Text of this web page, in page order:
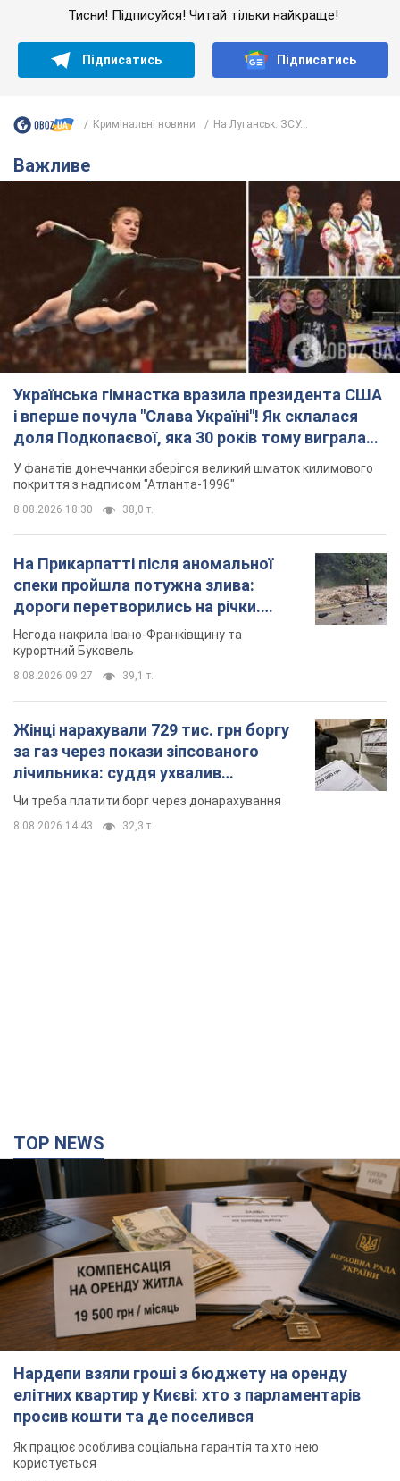
Тисни! Підписуйся! Читай тільки найкраще!
Підписатись Підписатись
Кримінальні новини На Луганськ: ЗСУ...
Важливе
Українська гімнастка вразила президента США
і вперше почула "Слава Україні"! Як склалася
доля Подкопаєвої, яка 30 років тому виграла
"золото" Олімпіади
У фанатів донеччанки зберігся великий шматок килимового
покриття з надписом "Атланта-1996"
8.08.2026 18:30 38,0 т.
На Прикарпатті після аномальної
спеки пройшла потужна злива:
дороги перетворились на річки.
Відео
Негода накрила Івано-Франківщину та
курортний Буковель
8.08.2026 09:27 39,1 т.
Жінці нарахували 729 тис. грн боргу
за газ через покази зіпсованого
лічильника: суддя ухвалив
неочікуване рішення
Чи треба платити борг через донарахування
8.08.2026 14:43 32,3 т.
TOP NEWS
Нардепи взяли гроші з бюджету на оренду
елітних квартир у Києві: хто з парламентарів
просив кошти та де поселився
Як працює особлива соціальна гарантія та хто нею
користується